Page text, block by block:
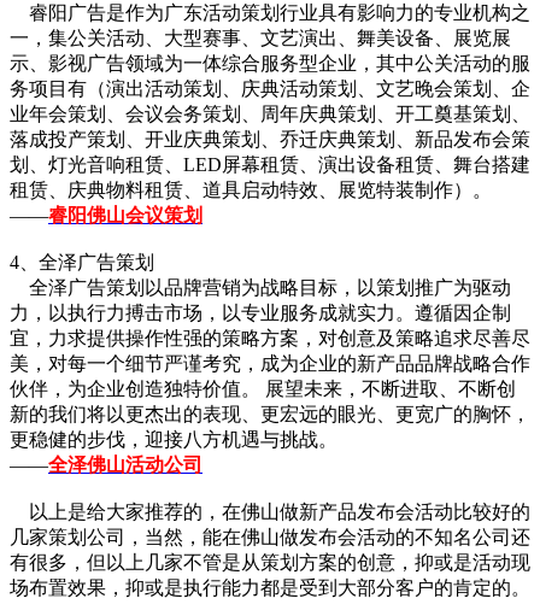
睿阳广告是作为广东活动策划行业具有影响力的专业机构之
一，集公关活动、大型赛事、文艺演出、舞美设备、展览展
示、影视广告领域为一体综合服务型企业，其中公关活动的服
务项目有（演出活动策划、庆典活动策划、文艺晚会策划、企
业年会策划、会议会务策划、周年庆典策划、开工奠基策划、
落成投产策划、开业庆典策划、乔迁庆典策划、新品发布会策
划、灯光音响租赁、LED屏幕租赁、演出设备租赁、舞台搭建
租赁、庆典物料租赁、道具启动特效、展览特装制作）。
——睿阳佛山会议策划
4、全泽广告策划
全泽广告策划以品牌营销为战略目标，以策划推广为驱动
力，以执行力搏击市场，以专业服务成就实力。遵循因企制
宜，力求提供操作性强的策略方案，对创意及策略追求尽善尽
美，对每一个细节严谨考究，成为企业的新产品品牌战略合作
伙伴，为企业创造独特价值。 展望未来，不断进取、不断创
新的我们将以更杰出的表现、更宏远的眼光、更宽广的胸怀，
更稳健的步伐，迎接八方机遇与挑战。
——全泽佛山活动公司
以上是给大家推荐的，在佛山做新产品发布会活动比较好的
几家策划公司，当然，能在佛山做发布会活动的不知名公司还
有很多，但以上几家不管是从策划方案的创意，抑或是活动现
场布置效果，抑或是执行能力都是受到大部分客户的肯定的。